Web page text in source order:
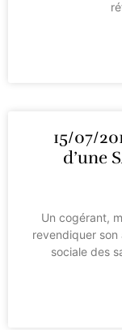
15/07/
d’une
Un cogérant,
revendiquer
sociale des